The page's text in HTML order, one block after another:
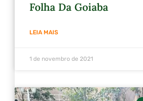
Folha Da Goiaba
LEIA MAIS
1 de novembro de 2021